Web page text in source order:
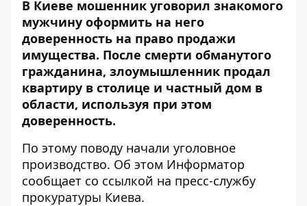
В Киеве мошенник уговорил знакомого
мужчину оформить на него
доверенность на право продажи
имущества. После смерти обманутого
гражданина, злоумышленник продал
квартиру в столице и частный дом в
области, используя при этом
доверенность.
По этому поводу начали уголовное
производство. Об этом Информатор
сообщает со ссылкой на пресс-службу
прокуратуры Киева.